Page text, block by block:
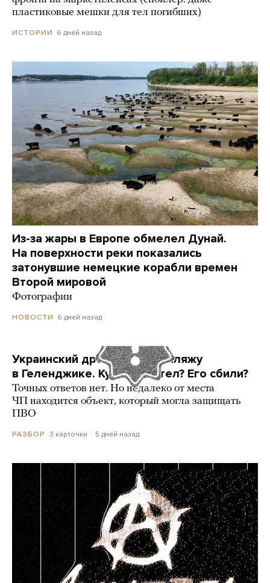
пластиковые мешки для тел погибших)
ИСТОРИИ 6 дней назад
Из-за жары в Европе обмелел Дунай.
На поверхности реки показались
затонувшие немецкие корабли времен
Второй мировой
Фотографии
НОВОСТИ 6 дней назад
Украинский дрон попал по пляжу
в Геленджике. Куда он летел? Его сбили?
Точных ответов нет. Но недалеко от места
ЧП находится объект, который могла защищать
ПВО
РАЗБОР 3 карточки 5 дней назад